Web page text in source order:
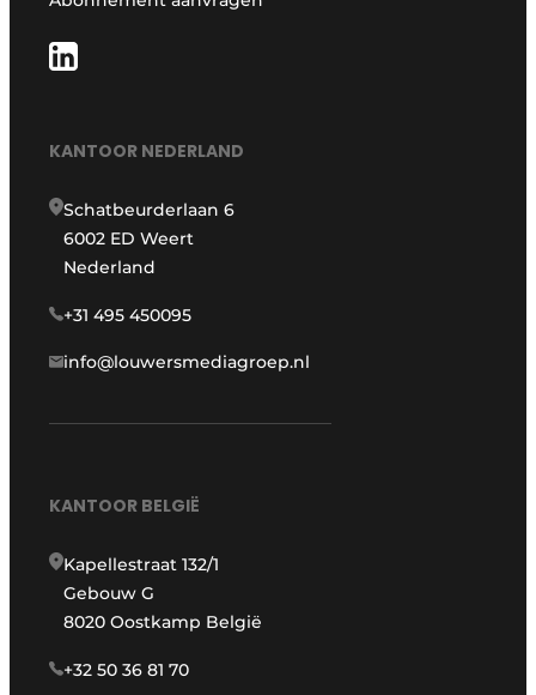
KANTOOR NEDERLAND
Schatbeurderlaan 6
6002 ED Weert
Nederland
+31 495 450095
info@louwersmediagroep.nl
KANTOOR BELGIË
Kapellestraat 132/1
Gebouw G
8020 Oostkamp België
+32 50 36 81 70